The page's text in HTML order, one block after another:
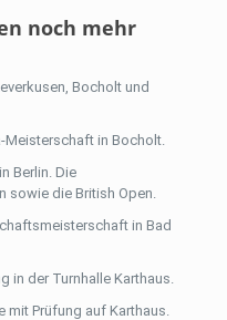
noch mehr
Bocholt und
in Bocholt.
Berlin. Die
sowie die British Open.
in Bad
in der Turnhalle Karthaus.
Prüfung auf Karthaus.